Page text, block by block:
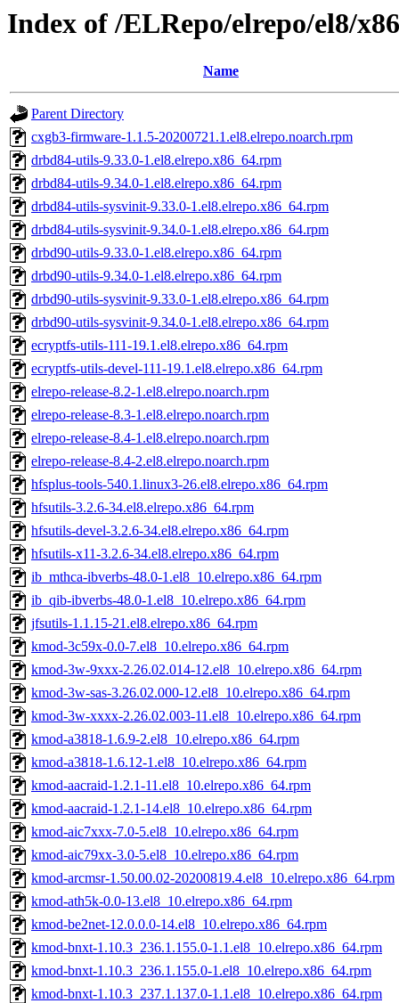
Index of /ELRepo/elrepo/el8/
Name
Parent Directory
cxgb3-firmware-1.1.5-20200721.1.el8.elrepo.noarch.rpm
drbd84-utils-9.33.0-1.el8.elrepo.x86_64.rpm
drbd84-utils-9.34.0-1.el8.elrepo.x86_64.rpm
drbd84-utils-sysvinit-9.33.0-1.el8.elrepo.x86_64.rpm
drbd84-utils-sysvinit-9.34.0-1.el8.elrepo.x86_64.rpm
drbd90-utils-9.33.0-1.el8.elrepo.x86_64.rpm
drbd90-utils-9.34.0-1.el8.elrepo.x86_64.rpm
drbd90-utils-sysvinit-9.33.0-1.el8.elrepo.x86_64.rpm
drbd90-utils-sysvinit-9.34.0-1.el8.elrepo.x86_64.rpm
ecryptfs-utils-111-19.1.el8.elrepo.x86_64.rpm
ecryptfs-utils-devel-111-19.1.el8.elrepo.x86_64.rpm
elrepo-release-8.2-1.el8.elrepo.noarch.rpm
elrepo-release-8.3-1.el8.elrepo.noarch.rpm
elrepo-release-8.4-1.el8.elrepo.noarch.rpm
elrepo-release-8.4-2.el8.elrepo.noarch.rpm
hfsplus-tools-540.1.linux3-26.el8.elrepo.x86_64.rpm
hfsutils-3.2.6-34.el8.elrepo.x86_64.rpm
hfsutils-devel-3.2.6-34.el8.elrepo.x86_64.rpm
hfsutils-x11-3.2.6-34.el8.elrepo.x86_64.rpm
ib_mthca-ibverbs-48.0-1.el8_10.elrepo.x86_64.rpm
ib_qib-ibverbs-48.0-1.el8_10.elrepo.x86_64.rpm
jfsutils-1.1.15-21.el8.elrepo.x86_64.rpm
kmod-3c59x-0.0-7.el8_10.elrepo.x86_64.rpm
kmod-3w-9xxx-2.26.02.014-12.el8_10.elrepo.x86_64.rpm
kmod-3w-sas-3.26.02.000-12.el8_10.elrepo.x86_64.rpm
kmod-3w-xxxx-2.26.02.003-11.el8_10.elrepo.x86_64.rpm
kmod-a3818-1.6.9-2.el8_10.elrepo.x86_64.rpm
kmod-a3818-1.6.12-1.el8_10.elrepo.x86_64.rpm
kmod-aacraid-1.2.1-11.el8_10.elrepo.x86_64.rpm
kmod-aacraid-1.2.1-14.el8_10.elrepo.x86_64.rpm
kmod-aic7xxx-7.0-5.el8_10.elrepo.x86_64.rpm
kmod-aic79xx-3.0-5.el8_10.elrepo.x86_64.rpm
kmod-arcmsr-1.50.00.02-20200819.4.el8_10.elrepo.x86_64.rpm
kmod-ath5k-0.0-13.el8_10.elrepo.x86_64.rpm
kmod-be2net-12.0.0.0-14.el8_10.elrepo.x86_64.rpm
kmod-bnxt-1.10.3_236.1.155.0-1.1.el8_10.elrepo.x86_64.rpm
kmod-bnxt-1.10.3_236.1.155.0-1.el8_10.elrepo.x86_64.rpm
kmod-bnxt-1.10.3_237.1.137.0-1.1.el8_10.elrepo.x86_64.rpm